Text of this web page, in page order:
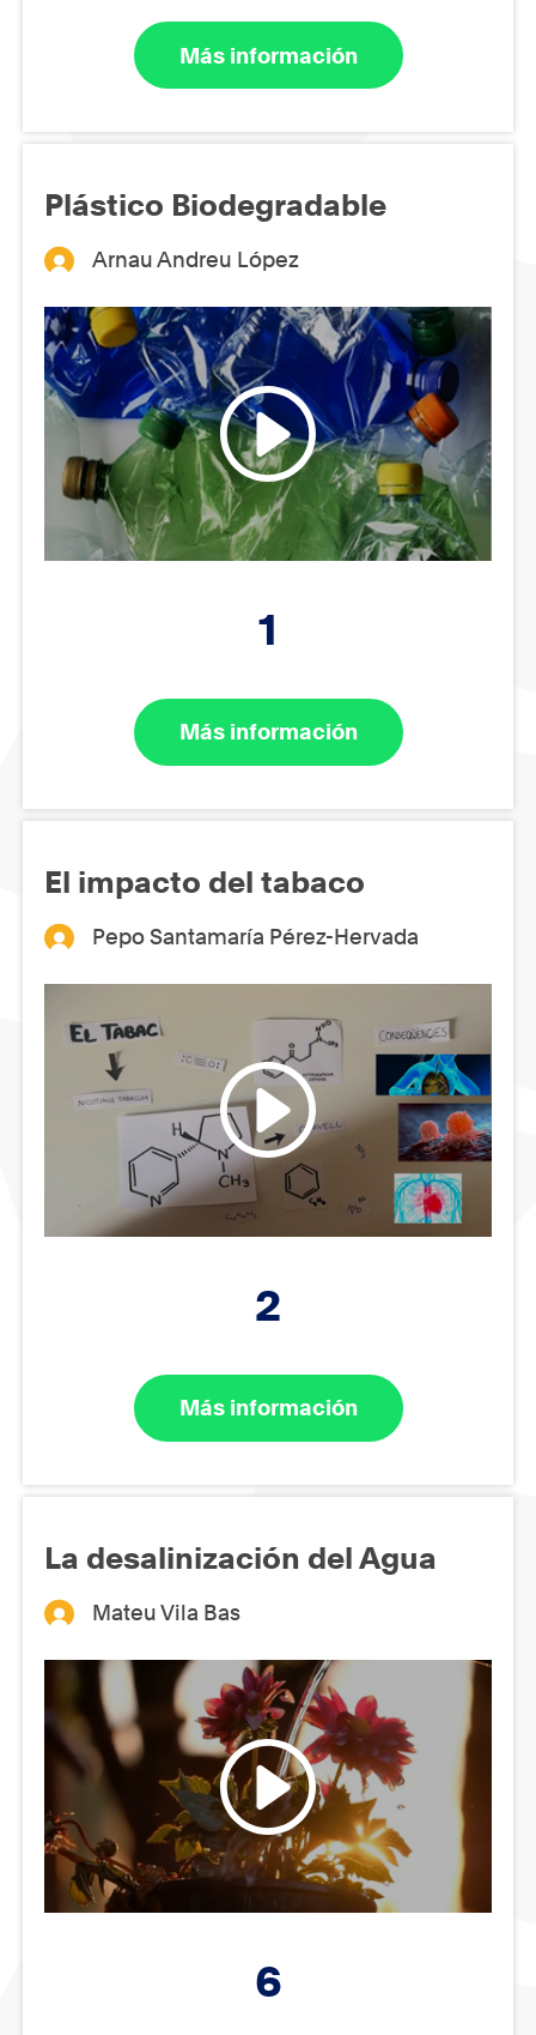
Más información
Plástico Biodegradable
Arnau Andreu López
1
Más información
El impacto del tabaco
Pepo Santamaría Pérez-Hervada
2
Más información
La desalinización del Agua
Mateu Vila Bas
6